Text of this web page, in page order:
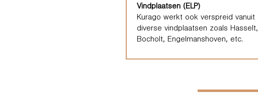
Vindplaatsen (ELP)
Kurago werkt ook verspreid vanuit
diverse vindplaatsen zoals Hasselt,
Bocholt, Engelmanshoven, etc.